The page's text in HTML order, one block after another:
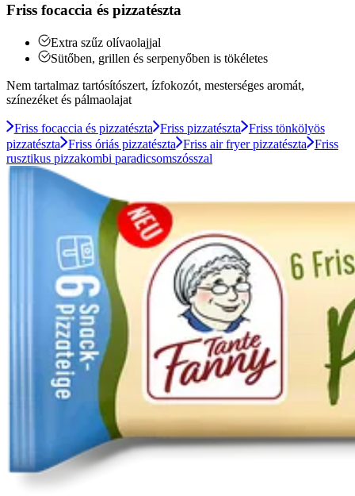
Friss focaccia és pizzatészta
Extra szűz olívaolajjal
Sütőben, grillen és serpenyőben is tökéletes
Nem tartalmaz tartósítószert, ízfokozót, mesterséges aromát,
színezéket és pálmaolajat
Friss focaccia és pizzatészta Friss pizzatészta Friss tönkölyös
pizzatészta
Friss óriás pizzatészta Friss air fryer pizzatészta Friss
rusztikus pizzakombi paradicsomszósszal